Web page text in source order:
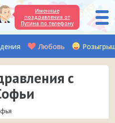
Именные
поздравления от
Путина по телефону
Любовь
с